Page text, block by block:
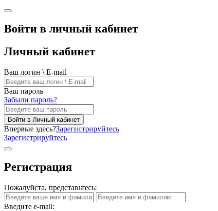
Войти в личный кабинет
Личный кабинет
Ваш логин \ E-mail
Ваш пароль
Забыли пароль?
Войти в Личный кабинет
Впервые здесь?Зарегистрируйтесь
Зарегистрируйтесь
Регистрация
Пожалуйста, представьтесь:
Введите e-mail: